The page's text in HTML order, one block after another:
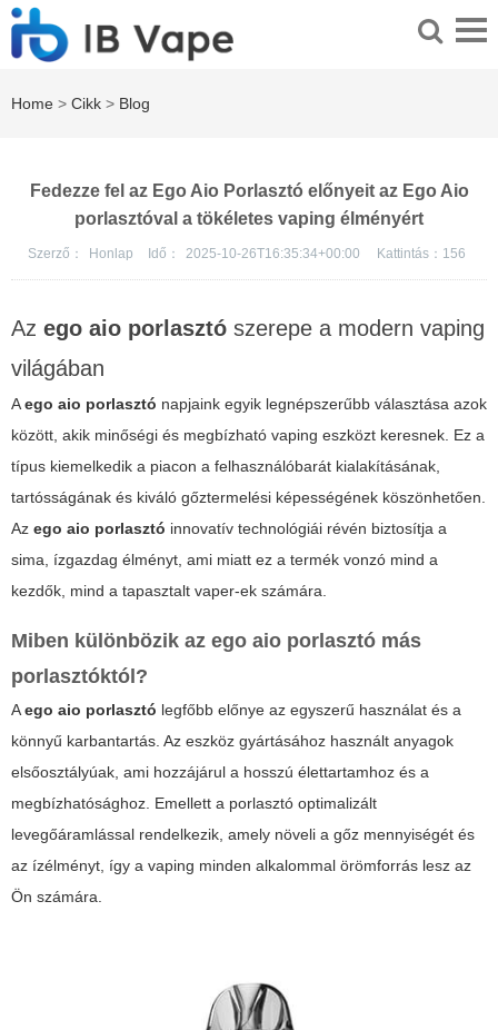
Home > Cikk > Blog
Fedezze fel az Ego Aio Porlasztó előnyeit az Ego Aio
porlasztóval a tökéletes vaping élményért
Szerző： Honlap Idő： 2025-10-26T16:35:34+00:00 Kattintás： 156
Az ego aio porlasztó szerepe a modern vaping
világában
Aego aio porlasztó napjaink egyik legnépszerűbb választása azok
között, akik minőségi és megbízható vaping eszközt keresnek. Ez a
típus kiemelkedik a piacon a felhasználóbarát kialakításának,
tartósságának és kiváló gőztermelési képességének köszönhetően.
Az ego aio porlasztó innovatív technológiái révén biztosítja a
sima, ízgazdag élményt, ami miatt ez a termék vonzó mind a
kezdők, mind a tapasztalt vaper-ek számára.
Miben különbözik az ego aio porlasztó más
porlasztóktól?
Aego aio porlasztó legfőbb előnye az egyszerű használat és a
könnyű karbantartás. Az eszköz gyártásához használt anyagok
elsőosztályúak, ami hozzájárul a hosszú élettartamhoz és a
megbízhatósághoz. Emellett a porlasztó optimalizált
levegőáramlással rendelkezik, amely növeli a gőz mennyiségét és
az ízélményt, így a vaping minden alkalommal örömforrás lesz az
Ön számára.